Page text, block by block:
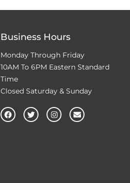
Business Hours
Monday Through Friday
10AM To 6PM Eastern Standard
Time
Closed Saturday & Sunday